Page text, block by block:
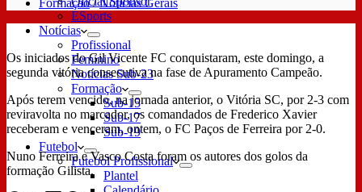
ESports
Notícias
Profissional
Feminino
Notícias Sub-23
Formação
Sub-15
Sub-17
Sub-19
Futebol
Futebol Profissional
Plantel
Os iniciados do Gil Vicente FC conquistaram, este domingo, a
segunda vitória consecutiva na fase de Apuramento Campeão.
Após terem vencido, na jornada anterior, o Vitória SC, por 2-3 com
reviravolta no marcador, os comandados de Frederico Xavier
receberam e venceram, ontem, o FC Paços de Ferreira por 2-0.
Nuno Ferreira e Vasco Costa foram os autores dos golos da
formação Gilista.